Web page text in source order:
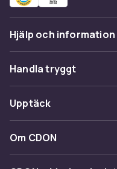
Hjälp och information
Vanliga frågor
Spåra paket
Ångra & Returnera här
Kundservice
Handla tryggt
Betalning
Leverans
Upptäck
Kategorier
Varumärken
Om CDON